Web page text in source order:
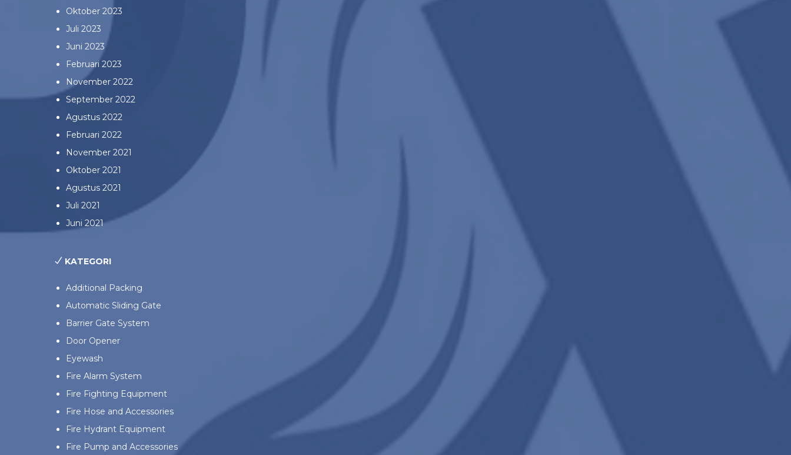
Oktober 2023
Juli 2023
Juni 2023
Februari 2023
November 2022
September 2022
Agustus 2022
Februari 2022
November 2021
Oktober 2021
Agustus 2021
Juli 2021
Juni 2021
KATEGORI
Additional Packing
Automatic Sliding Gate
Barrier Gate System
Door Opener
Eyewash
Fire Alarm System
Fire Fighting Equipment
Fire Hose and Accessories
Fire Hydrant Equipment
Fire Pump and Accessories